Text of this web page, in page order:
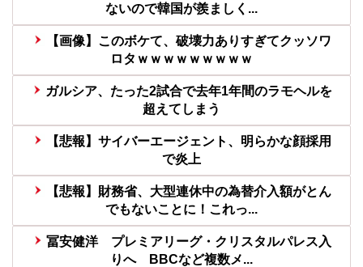
ないので韓国が羨ましく...
【画像】このボケて、破壊力ありすぎてクッソワ
ロタｗｗｗｗｗｗｗｗｗ
ガルシア、たった2試合で去年1年間のラモヘルを
超えてしまう
【悲報】サイバーエージェント、明らかな顔採用
で炎上
【悲報】財務省、大型連休中の為替介入額がとん
でもないことに！これっ...
冨安健洋 プレミアリーグ・クリスタルパレス入
りへ BBCなど複数メ...